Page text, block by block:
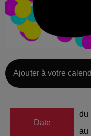
Ajouter à votre
Date
du
au